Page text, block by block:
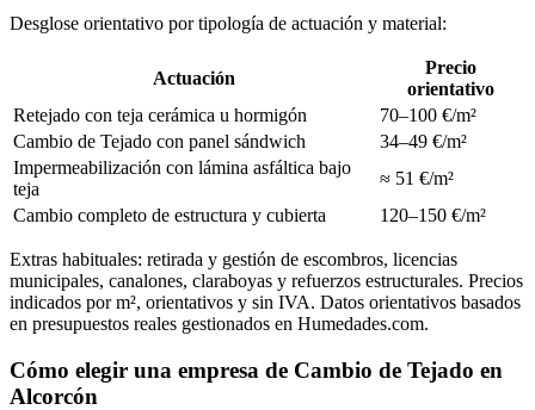
Desglose orientativo por tipología de actuación y material:
Actuación
Precio
orientativo
Retejado con teja cerámica u hormigón
70–100 €/m²
Cambio de Tejado con panel sándwich
34–49 €/m²
Impermeabilización con lámina asfáltica bajo
teja
≈ 51 €/m²
Cambio completo de estructura y cubierta
120–150 €/m²
Extras habituales: retirada y gestión de escombros, licencias
municipales, canalones, claraboyas y refuerzos estructurales. Precios
indicados por m², orientativos y sin IVA. Datos orientativos basados
en presupuestos reales gestionados en Humedades.com.
Cómo elegir una empresa de Cambio de Tejado en
Alcorcón